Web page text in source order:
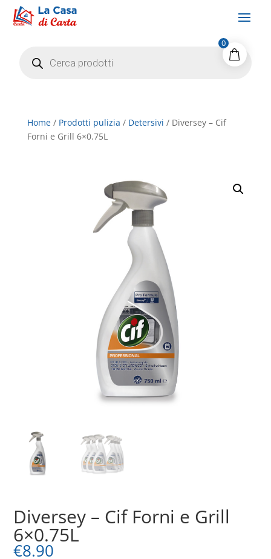
search
Home/ Prodotti pulizia / Detersivi / Diversey – Cif
Forni e Grill 6×0.75L
Diversey – Cif Forni e Grill
6×0.75L
€8.90
0